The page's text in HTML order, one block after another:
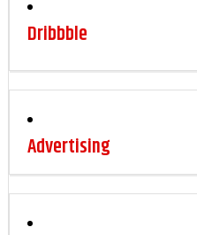
Dribbble
Advertising